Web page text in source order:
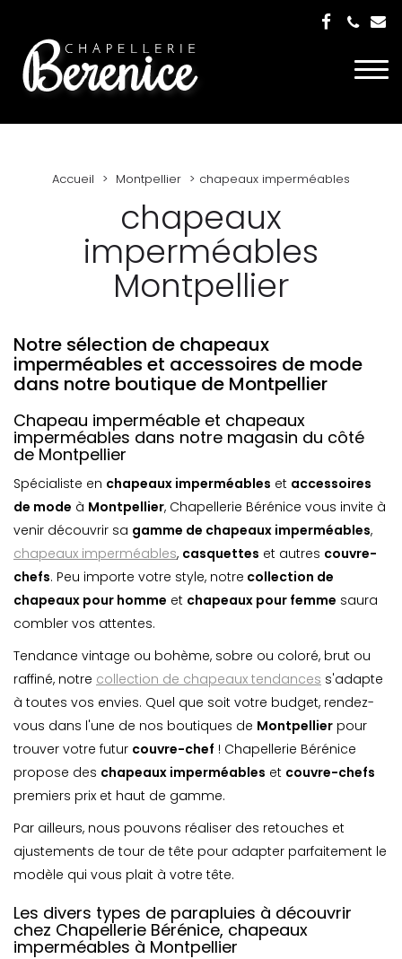
Accueil Montpellier chapeaux imperméables
chapeaux
imperméables
Montpellier
Notre sélection de chapeaux
imperméables et accessoires de mode
dans notre boutique de Montpellier
Chapeau imperméable et chapeaux
imperméables dans notre magasin du côté
de Montpellier
Spécialiste en chapeaux imperméables et accessoires
de mode à Montpellier, Chapellerie Bérénice vous invite à
venir découvrir sa gamme de chapeaux imperméables,
chapeaux imperméables, casquettes et autres couvre-
chefs. Peu importe votre style, notre collection de
chapeaux pour homme et chapeaux pour femme saura
combler vos attentes.
Tendance vintage ou bohème, sobre ou coloré, brut ou
raffiné, notre collection de chapeaux tendances s'adapte
à toutes vos envies. Quel que soit votre budget, rendez-
vous dans l'une de nos boutiques de Montpellier pour
trouver votre futur couvre-chef ! Chapellerie Bérénice
propose des chapeaux imperméables et couvre-chefs
premiers prix et haut de gamme.
Par ailleurs, nous pouvons réaliser des retouches et
ajustements de tour de tête pour adapter parfaitement le
modèle qui vous plait à votre tête.
Les divers types de parapluies à découvrir
chez Chapellerie Bérénice, chapeaux
imperméables à Montpellier